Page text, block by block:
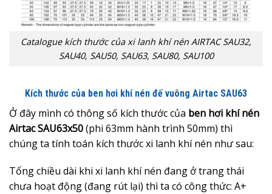
Catalogue kích thước của xi lanh khí nén AIRTAC SAU32,
SAU40, SAU50, SAU63, SAU80, SAU100
Kích thước của ben hơi khí nén đế vuông Airtac SAU63
Ở đây mình có thông số kích thước của ben hơi khí nén
Airtac SAU63x50(phi 63mm hành trình 50mm) thì
chúng ta tính toán kích thước xi lanh khí nén như sau:
Tổng chiều dài khi xi lanh khí nén đang ở trang thái
chưa hoạt động (đang rút lại) thì ta có công thức: A+